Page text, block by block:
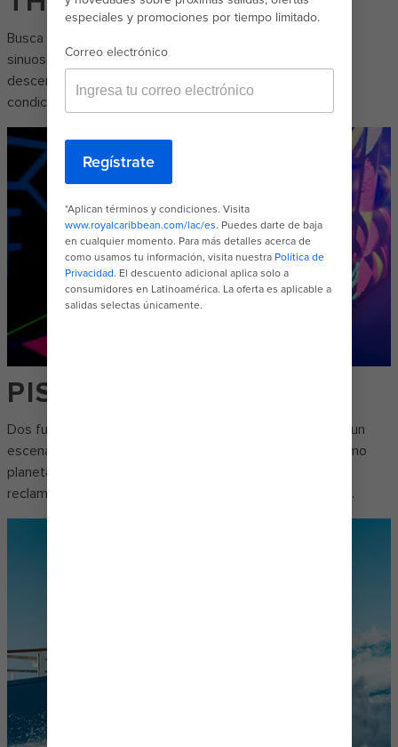
Busca a alguien con quien competir y lánzate por dos
sinuosos toboganes de tres pisos repletos de giros y
descensos: Typhoon℠, Cyclone℠ y Supercell℠. Las
condiciones son perfectas para The Perfect Storm℠.
PISTOLAS LÁSER
Dos fuerzas luchan en un combate con pistolas láser en un
escenario que brilla en la oscuridad por el control del último
planeta a años luz de distancia. ¿Será tu equipo el que lo
reclamará? Apúntate y averígualo en Battle for Planet Z℠.